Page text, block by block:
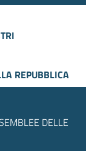
REPUBBLICA
DELLE